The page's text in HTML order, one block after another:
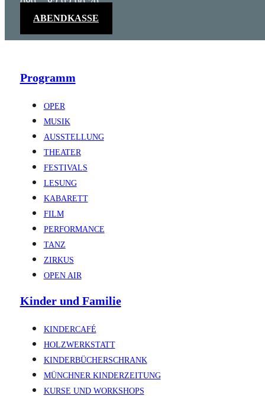
089 – 82 92 90 79
ABENDKASSE
Programm
OPER
MUSIK
AUSSTELLUNG
THEATER
FESTIVALS
LESUNG
KABARETT
FILM
PERFORMANCE
TANZ
ZIRKUS
OPEN AIR
Kinder und Familie
KINDERCAFÉ
HOLZWERKSTATT
KINDERBÜCHERSCHRANK
MÜNCHNER KINDERZEITUNG
KURSE UND WORKSHOPS